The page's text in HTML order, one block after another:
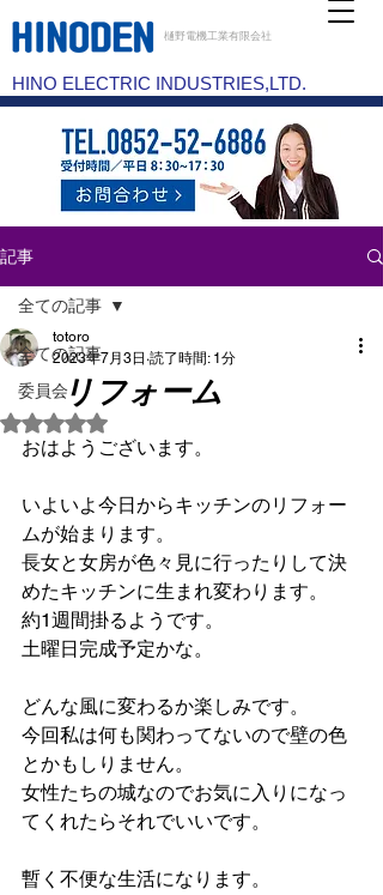
樋野電機工業有限会社
HINO ELECTRIC INDUSTRIES,LTD.
記事
全ての記事
委員会
全ての記事
リフォーム
totoro
2023年7月3日 読了時間: 1分
5つ星のうちNaNと評価されています。
おはようございます。
いよいよ今日からキッチンのリフォー
ムが始まります。
長女と女房が色々見に行ったりして決
めたキッチンに生まれ変わります。
約1週間掛るようです。
土曜日完成予定かな。
どんな風に変わるか楽しみです。
今回私は何も関わってないので壁の色
とかもしりません。
女性たちの城なのでお気に入りになっ
てくれたらそれでいいです。
暫く不便な生活になります。